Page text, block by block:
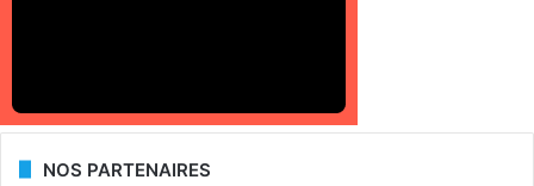
NOS PARTENAIRES